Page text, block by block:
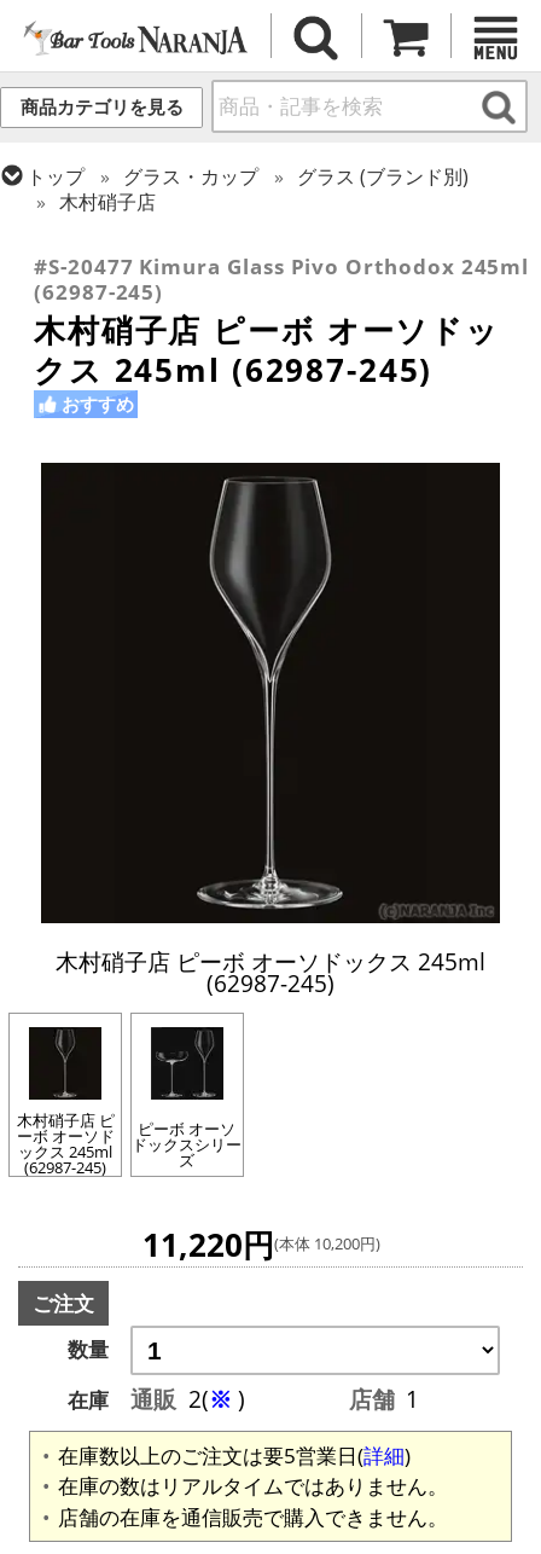
商品カテゴリを見る
トップ グラス・カップ
グラス (ブランド別)
木村硝子店
ワイングラス
#S-20477 Kimura Glass Pivo Orthodox 245ml
(62987-245)
木村硝子店 ピーボ オーソドッ
クス 245ml (62987-245)
おすすめ
木村硝子店 ピーボ オーソドックス 245ml
(62987-245)
木村硝子店 ピ
ーボ オーソド
ックス 245ml
(62987-245)
ピーボ オーソ
ドックスシリー
ズ
11,220円(本体 10,200円)
ご注文
数量
在庫
通販 2(※ ) 店舗 1
在庫数以上のご注文は要5営業日(詳細)
在庫の数はリアルタイムではありません。
店舗の在庫を通信販売で購入できません。